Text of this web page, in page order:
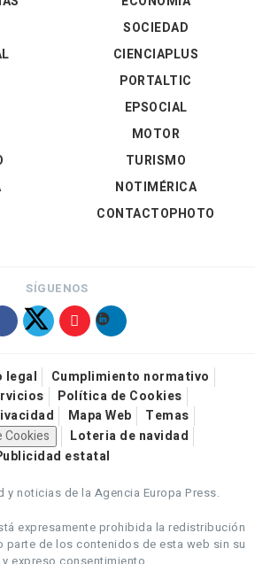
SOCIEDAD
CIENCIAPLUS
PORTALTIC
EPSOCIAL
MOTOR
TURISMO
NOTIMÉRICA
CONTACTOPHOTO
SÍGUENOS
legal
Cumplimiento normativo
Política de Cookies
Mapa Web
Temas
Cookies
Loteria de navidad
estatal
y noticias de la Agencia Europa Press.
expresamente prohibida la redistribución
de los contenidos de esta web sin su